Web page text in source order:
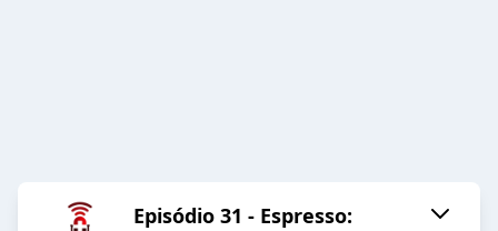
Episódio 31 - Espresso: